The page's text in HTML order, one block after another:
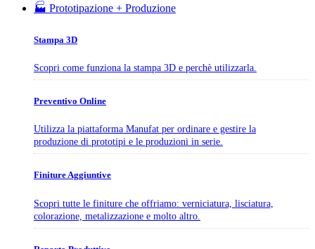
🏭 Prototipazione + Produzione
Stampa 3D
Scopri come funziona la stampa 3D e perchè utilizzarla.
Preventivo Online
Utilizza la piattaforma Manufat per ordinare e gestire la
produzione di prototipi e le produzioni in serie.
Finiture Aggiuntive
Scopri tutte le finiture che offriamo: verniciatura, lisciatura,
colorazione, metalizzazione e molto altro.